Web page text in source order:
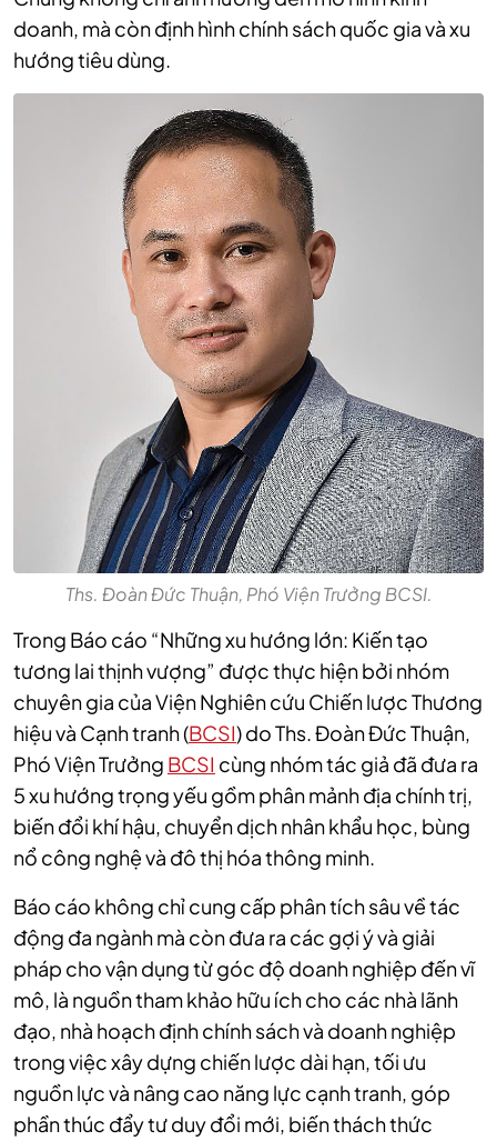
doanh, mà còn định hình chính sách quốc gia và xu
hướng tiêu dùng.
Ths. Đoàn Đức Thuận, Phó Viện Trưởng BCSI.
Trong Báo cáo “Những xu hướng lớn: Kiến tạo
tương lai thịnh vượng” được thực hiện bởi nhóm
chuyên gia của Viện Nghiên cứu Chiến lược Thương
hiệu và Cạnh tranh (BCSI) do Ths. Đoàn Đức Thuận,
Phó Viện Trưởng BCSI cùng nhóm tác giả đã đưa ra
5 xu hướng trọng yếu gồm phân mảnh địa chính trị,
biến đổi khí hậu, chuyển dịch nhân khẩu học, bùng
nổ công nghệ và đô thị hóa thông minh.
Báo cáo không chỉ cung cấp phân tích sâu về tác
động đa ngành mà còn đưa ra các gợi ý và giải
pháp cho vận dụng từ góc độ doanh nghiệp đến vĩ
mô, là nguồn tham khảo hữu ích cho các nhà lãnh
đạo, nhà hoạch định chính sách và doanh nghiệp
trong việc xây dựng chiến lược dài hạn, tối ưu
nguồn lực và nâng cao năng lực cạnh tranh, góp
phần thúc đẩy tư duy đổi mới, biến thách thức